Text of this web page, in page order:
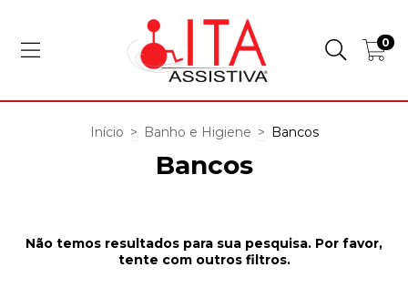
0
Início > Banho e Higiene > Bancos
Bancos
Não temos resultados para sua pesquisa. Por favor,
tente com outros filtros.